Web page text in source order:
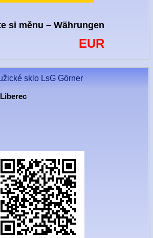
si měnu – Währungen
EUR
sklo LsG Görner